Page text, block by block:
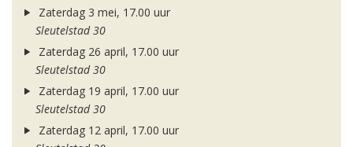
Zaterdag 3 mei, 17.00 uur
Sleutelstad 30
Zaterdag 26 april, 17.00 uur
Sleutelstad 30
Zaterdag 19 april, 17.00 uur
Sleutelstad 30
Zaterdag 12 april, 17.00 uur